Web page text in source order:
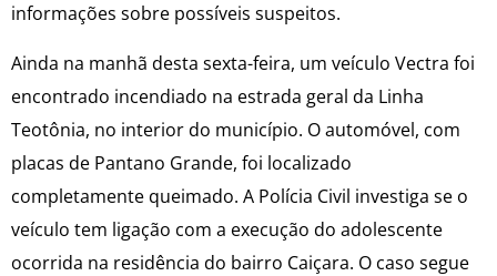
informações sobre possíveis suspeitos.
Ainda na manhã desta sexta-feira, um veículo Vectra foi
encontrado incendiado na estrada geral da Linha
Teotônia, no interior do município. O automóvel, com
placas de Pantano Grande, foi localizado
completamente queimado. A Polícia Civil investiga se o
veículo tem ligação com a execução do adolescente
ocorrida na residência do bairro Caiçara. O caso segue